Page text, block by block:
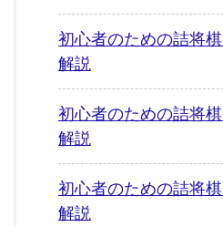
初心者のための詰将
解説
初心者のための詰将
解説
初心者のための詰将
解説